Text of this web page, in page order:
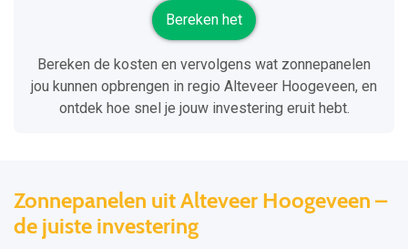
Bereken het
Bereken de kosten en vervolgens wat zonnepanelen
jou kunnen opbrengen in regio Alteveer Hoogeveen, en
ontdek hoe snel je jouw investering eruit hebt.
Zonnepanelen uit Alteveer Hoogeveen –
de juiste investering